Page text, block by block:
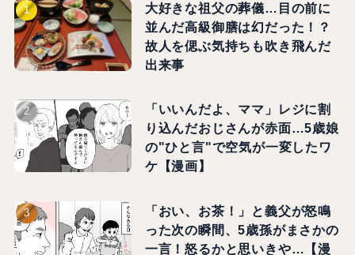
大好きな祖父の葬儀…目の前に
並んだ高級御膳は幻だった！？
故人を偲ぶ気持ちも吹き飛んだ
出来事
「いいんだよ、ママ」レジに割
り込んだおじさんが赤面…5歳娘
の"ひと言"で空気が一変したワ
ケ【漫画】
「おい、お茶！」と義父が怒鳴
った次の瞬間、5歳孫がまさかの
一言！怒るかと思いきや…【漫